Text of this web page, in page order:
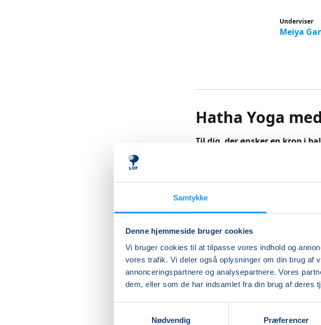
Samtykke
Denne hjemmeside bruger cookies
Vi bruger cookies til at tilpasse vores indhold og
vores trafik. Vi deler også oplysninger om din brug af
annonceringspartnere og analysepartnere. Vores
dem, eller som de har indsamlet fra din brug af deres
Nødvendig
Præferencer
Underviser
Meiya
Hatha Yoga
Til dig, der ønsker en krop i
Yoga-øvelserne, samt
tilsammen en oplevelse af ro i
kropsbevidsthed vil øges, og
Der afsluttes altid med en
Alle kan være med! Der tages
bygges øvelserne op i et